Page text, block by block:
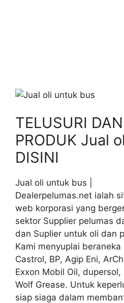
TELUSURI
PRODUK Jual
DISINI
Jual oli untuk bus |
Dealerpelumas.net ialah
web korporasi yang
sektor Supplier pelumas
dan Suplier untuk oli dan
Kami menyuplai
Castrol, BP, Agip Eni,
Exxon Mobil Oil,
Wolf Grease. Untuk
siap siaga dalam